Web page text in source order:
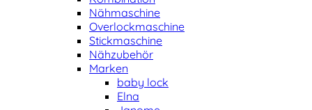
Nähmaschine
Overlockmaschine
Stickmaschine
Nähzubehör
Marken
baby lock
Elna